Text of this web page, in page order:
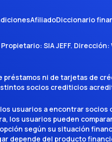
AfiliadoDiccionario
Propietario: SIA JEFF. Dirección:
préstamos ni de tarjetas de
socios crediticios
usuarios a encontrar
los usuarios pueden
según su situación
depende del producto